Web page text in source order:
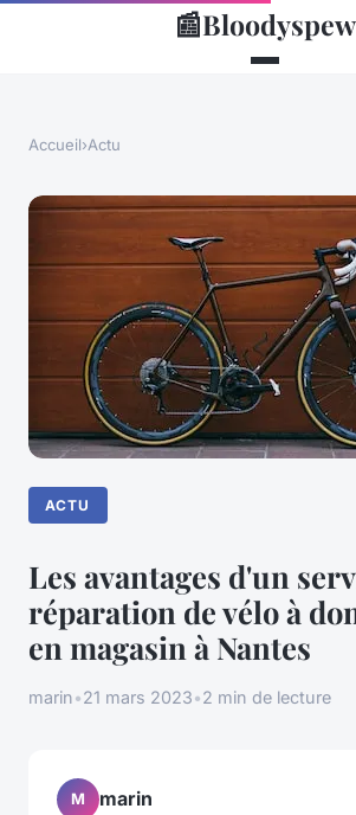
📰Bloodyspew
Accueil›Actu
ACTU
Les avantages d'un
réparation de vélo à
en magasin à Nantes
marin•21 mars 2023•2 min de lecture
M marin